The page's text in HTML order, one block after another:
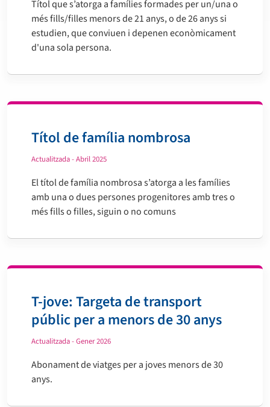
Títol que s’atorga a famílies formades per un/una o
més fills/filles menors de 21 anys, o de 26 anys si
estudien, que conviuen i depenen econòmicament
d'una sola persona.
Títol de família nombrosa
Actualitzada - Abril 2025
El títol de família nombrosa s’atorga a les famílies
amb una o dues persones progenitores amb tres o
més fills o filles, siguin o no comuns
T-jove: Targeta de transport
públic per a menors de 30 anys
Actualitzada - Gener 2026
Abonament de viatges per a joves menors de 30
anys.